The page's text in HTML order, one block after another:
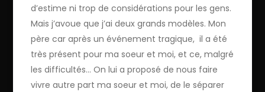
d’estime ni trop de considérations pour les gens.
Mais j’avoue que j’ai deux grands modèles. Mon
père car après un événement tragique, il a été
très présent pour ma soeur et moi, et ce, malgré
les difficultés… On lui a proposé de nous faire
vivre autre part ma soeur et moi, de le séparer